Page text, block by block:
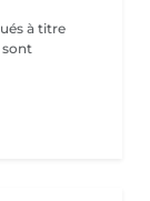
à titre
sont